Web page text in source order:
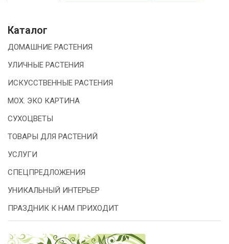
Каталог
ДОМАШНИЕ РАСТЕНИЯ
УЛИЧНЫЕ РАСТЕНИЯ
ИСКУССТВЕННЫЕ РАСТЕНИЯ
МОХ. ЭКО КАРТИНА
СУХОЦВЕТЫ
ТОВАРЫ ДЛЯ РАСТЕНИЙ
УСЛУГИ
СПЕЦПРЕДЛОЖЕНИЯ
УНИКАЛЬНЫЙ ИНТЕРЬЕР
ПРАЗДНИК К НАМ ПРИХОДИТ